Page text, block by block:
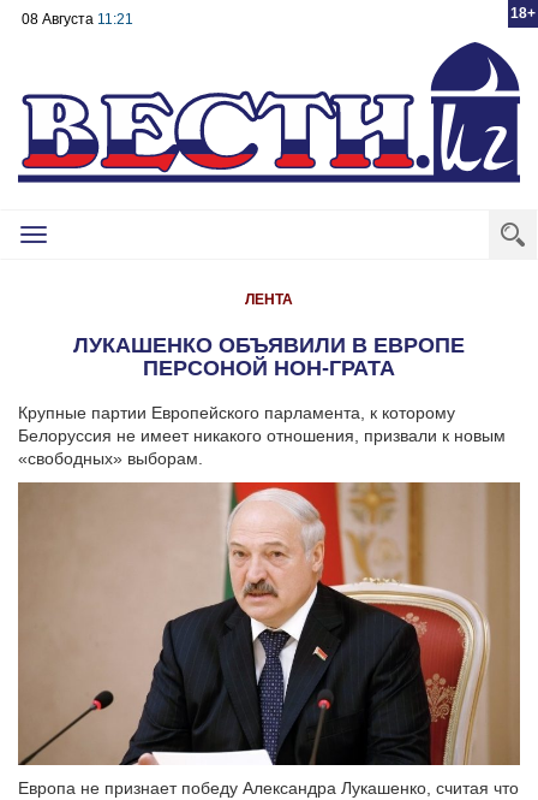
18+
08 Августа 11:21
Toggle
ЛЕНТА
ЛУКАШЕНКО ОБЪЯВИЛИ В ЕВРОПЕ
ПЕРСОНОЙ НОН-ГРАТА
Крупные партии Европейского парламента, к которому
Белоруссия не имеет никакого отношения, призвали к новым
«свободных» выборам.
Европа не признает победу Александра Лукашенко, считая что